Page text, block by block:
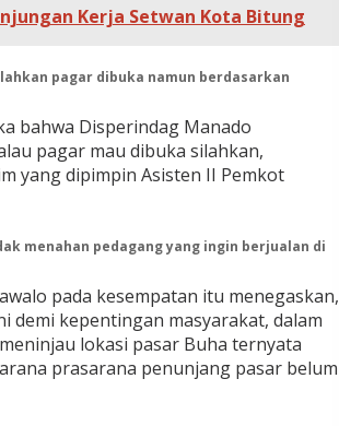
Kerja Setwan Kota Bitung
pagar dibuka namun berdasarkan
bahwa Disperindag Manado
pagar mau dibuka silahkan,
yang dipimpin Asisten II Pemkot
menahan pedagang yang ingin berjualan di
pada kesempatan itu menegaskan,
demi kepentingan masyarakat, dalam
lokasi pasar Buha ternyata
prasarana penunjang pasar belum